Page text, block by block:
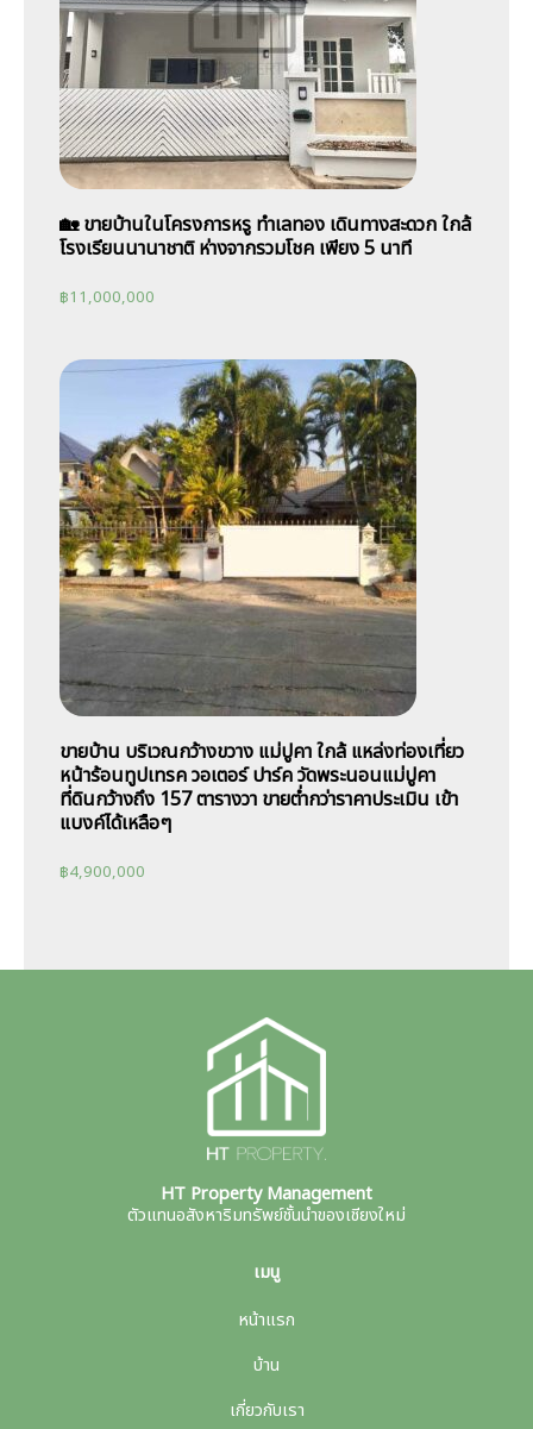
🏡 ขายบ้านในโครงการหรู ทำเลทอง เดินทางสะดวก ใกล้
โรงเรียนนานาชาติ ห่างจากรวมโชค เพียง 5 นาที
฿11,000,000
ขายบ้าน บริเวณกว้างขวาง แม่ปูคา ใกล้ แหล่งท่องเที่ยว
หน้าร้อนทูปเทรค วอเตอร์ ปาร์ค วัดพระนอนแม่ปูคา
ที่ดินกว้างถึง 157 ตารางวา ขายต่ำกว่าราคาประเมิน เข้า
แบงค์ได้เหลือๆ
฿4,900,000
HT Property Management
ตัวแทนอสังหาริมทรัพย์ชั้นนำของเชียงใหม่
เมนู
หน้าแรก
บ้าน
เกี่ยวกับเรา